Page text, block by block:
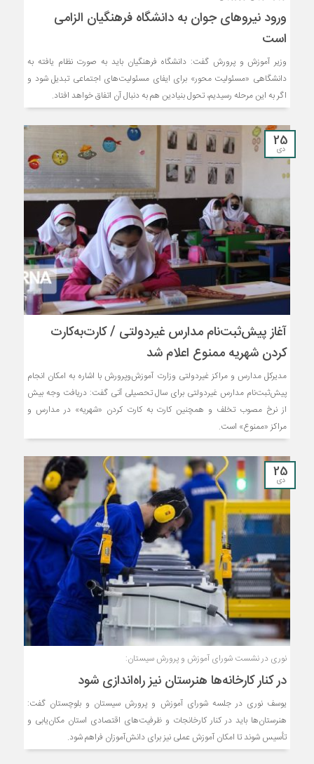
ورود نیروهای جوان به دانشگاه فرهنگیان الزامی
است
وزیر آموزش و پرورش گفت: دانشگاه‌ فرهنگیان باید به صورت نظام یافته به
دانشگاهی «مسئولیت محور» برای ایفای مسئولیت‌های اجتماعی تبدیل شود و
اگر به این مرحله رسیدیم، تحول بنیادین هم به دنبال آن اتفاق خواهد افتاد.
25
دی
آغاز پیش‌ثبت‌نام مدارس غیردولتی / کارت‌به‌کارت‌
کردن شهریه ممنوع اعلام شد ‌
مدیرکل مدارس و مراکز غیردولتی وزارت آموزش‌وپرورش با اشاره به امکان انجام
پیش‌ثبت‌نام مدارس غیردولتی برای سال تحصیلی آتی گفت: دریافت وجه بیش
از نرخ مصوب تخلف و همچنین کارت به کارت کردن «شهریه» در مدارس و
مراکز «ممنوع» است.
25
دی
نوری در نشست شورای آموزش و پرورش سیستان:
در کنار کارخانه‌ها هنرستان نیز راه‌اندازی شود
یوسف نوری در جلسه شورای آموزش و پرورش سیستان و بلوچستان گفت:
هنرستان‌ها باید در کنار کارخانجات و ظرفیت‌های اقتصادی استان مکان‌یابی و
تأسیس شوند تا امکان آموزش عملی نیز برای دانش‌آموزان فراهم شود.